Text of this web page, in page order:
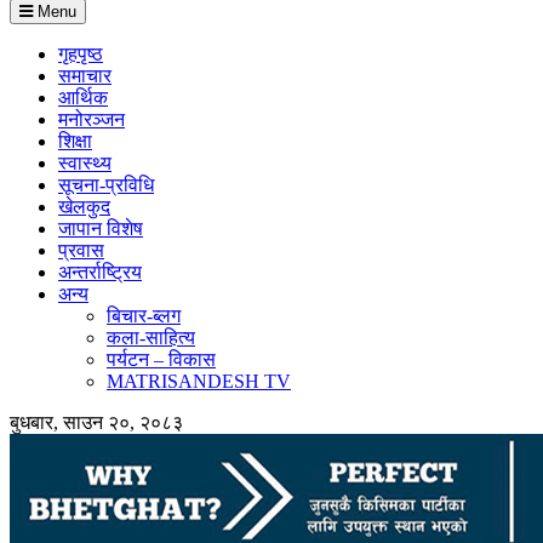
Menu
गृहपृष्ठ
समाचार
आर्थिक
मनोरञ्जन
शिक्षा
स्वास्थ्य
सूचना-प्रविधि
खेलकुद
जापान विशेष
प्रवास
अन्तर्राष्ट्रिय
अन्य
बिचार-ब्लग
कला-साहित्य
पर्यटन – विकास
MATRISANDESH TV
बुधबार, साउन २०, २०८३